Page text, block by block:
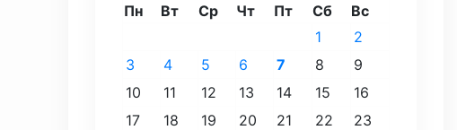
Пн Вт Ср Чт Пт Сб
Вс
1
2
3
4 5 6 7 8
9
10
11 12 13 14 15
16
17
18 19 20 21 22 23